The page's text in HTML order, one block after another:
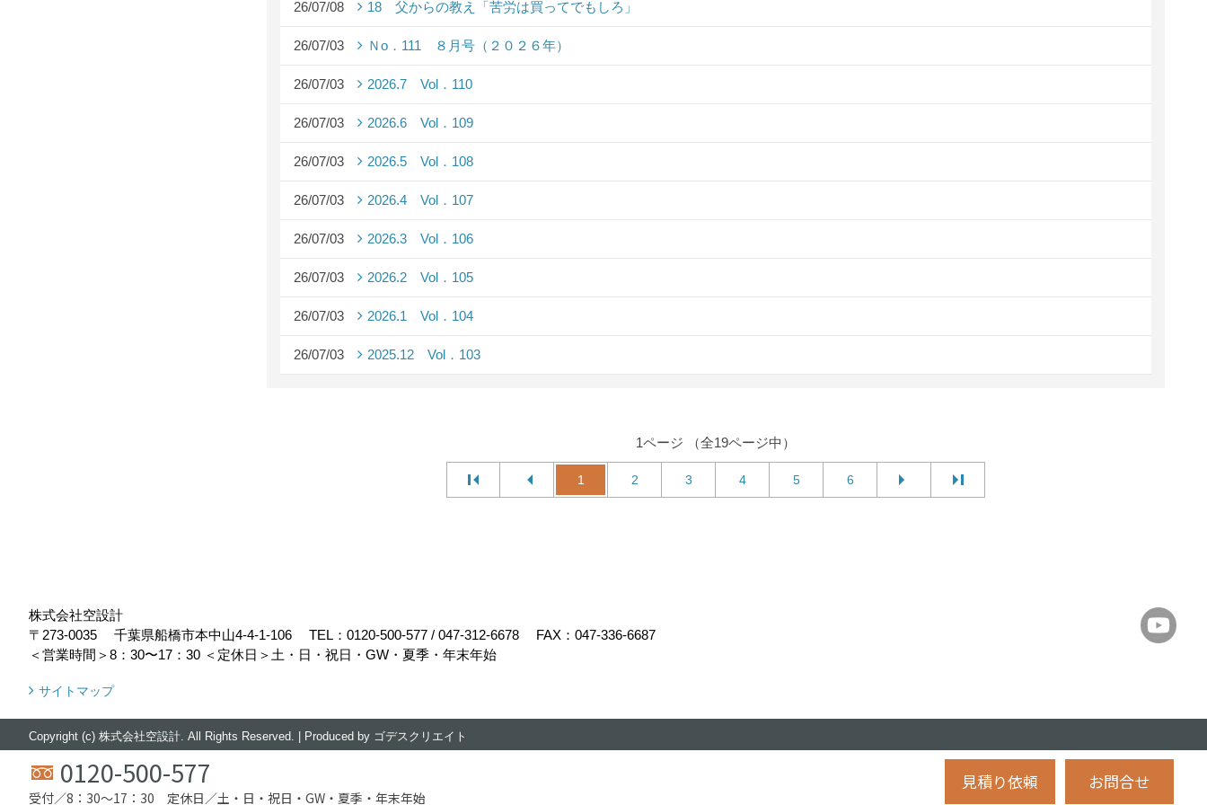
26/07/08 18 父からの教え「苦労は買ってでもしろ」
26/07/03 Ｎo．111 ８月号（２０２６年）
26/07/03 2026.7 Vol．110
26/07/03 2026.6 Vol．109
26/07/03 2026.5 Vol．108
26/07/03 2026.4 Vol．107
26/07/03 2026.3 Vol．106
26/07/03 2026.2 Vol．105
26/07/03 2026.1 Vol．104
26/07/03 2025.12 Vol．103
1ページ （全19ページ中）
1 2 3 4 5 6
株式会社空設計
〒273-0035
千葉県船橋市本中山4-4-1-106 TEL： 0120-500-577 / 047-312-6678
FAX：047-336-6687
＜営業時間＞8：30〜17：30 ＜定休日＞土・日・祝日・GW・夏季・年末年始
サイトマップ
Copyright (c) 株式会社空設計. All Rights Reserved. Produced by ゴデスクリエイト
0120-500-577
受付／8：30〜17：30 定休日／土・日・祝日・GW・夏季・年末年始
見積り依頼 お問合せ